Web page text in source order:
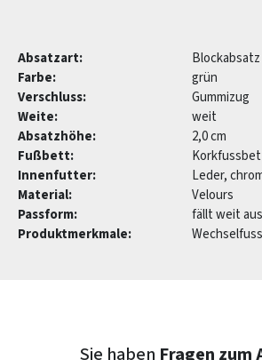
Absatzart:
Blockabsatz
Farbe:
grün
Verschluss:
Gummizug
Weite:
weit
Absatzhöhe:
2,0 cm
Fußbett:
Innenfutter:
Leder,
Material:
Velours
Passform:
fällt weit aus
Produktmerkmale:
Sie haben Fragen zum